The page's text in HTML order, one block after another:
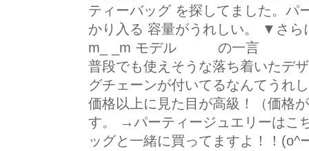
ティーバッグ を探してました。パ
かり入る 容量がうれしい。 ▼さら
m_ _m モデル の一言 （26
普段でも使えそうな落ち着いたデ
グチェーンが付いてるなんてうれ
価格以上に見た目が高級！（価格
す。 →パーティージュエリーはこ
ッグと一緒に買ってますよ！！